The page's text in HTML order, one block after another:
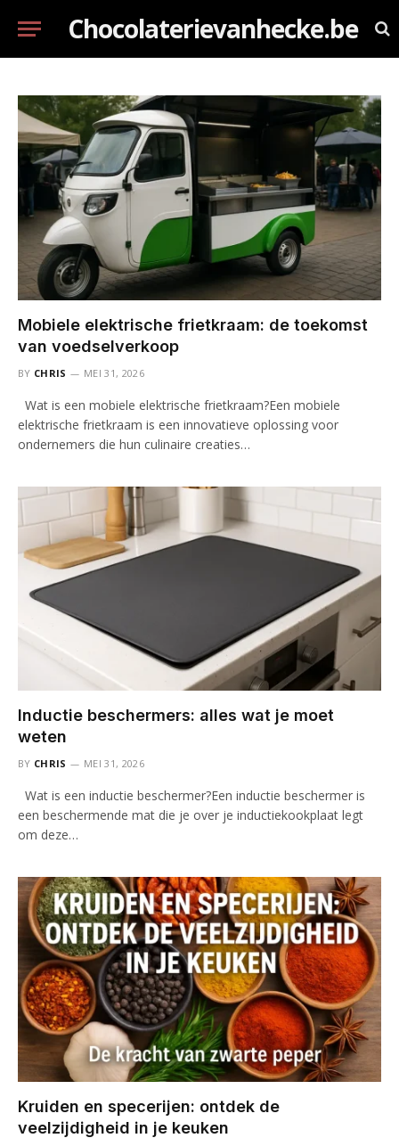
Chocolaterievanhecke.be
Mobiele elektrische frietkraam: de toekomst
van voedselverkoop
BY CHRIS MEI 31, 2026
Wat is een mobiele elektrische frietkraam?Een mobiele
elektrische frietkraam is een innovatieve oplossing voor
ondernemers die hun culinaire creaties…
Inductie beschermers: alles wat je moet
weten
BY CHRIS MEI 31, 2026
Wat is een inductie beschermer?Een inductie beschermer is
een beschermende mat die je over je inductiekookplaat legt
om deze…
Kruiden en specerijen: ontdek de
veelzijdigheid in je keuken